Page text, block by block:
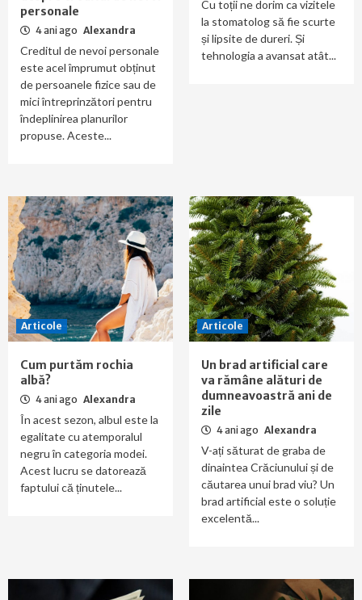
personale
4 ani ago Alexandra
Creditul de nevoi personale
este acel împrumut obținut
de persoanele fizice sau de
mici întreprinzători pentru
îndeplinirea planurilor
propuse. Aceste...
Cu toții ne dorim ca vizitele
la stomatolog să fie scurte
și lipsite de dureri. Și
tehnologia a avansat atât...
Articole
Cum purtăm rochia
albă?
4 ani ago Alexandra
În acest sezon, albul este la
egalitate cu atemporalul
negru în categoria modei.
Acest lucru se datorează
faptului că ținutele...
Articole
Un brad artificial care
va rămâne alături de
dumneavoastră ani de
zile
4 ani ago Alexandra
V-ați săturat de graba de
dinaintea Crăciunului și de
căutarea unui brad viu? Un
brad artificial este o soluție
excelentă...